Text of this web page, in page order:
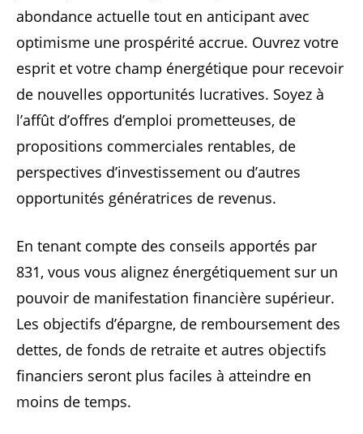
abondance actuelle tout en anticipant avec
optimisme une prospérité accrue. Ouvrez votre
esprit et votre champ énergétique pour recevoir
de nouvelles opportunités lucratives. Soyez à
l’affût d’offres d’emploi prometteuses, de
propositions commerciales rentables, de
perspectives d’investissement ou d’autres
opportunités génératrices de revenus.
En tenant compte des conseils apportés par
831, vous vous alignez énergétiquement sur un
pouvoir de manifestation financière supérieur.
Les objectifs d’épargne, de remboursement des
dettes, de fonds de retraite et autres objectifs
financiers seront plus faciles à atteindre en
moins de temps.